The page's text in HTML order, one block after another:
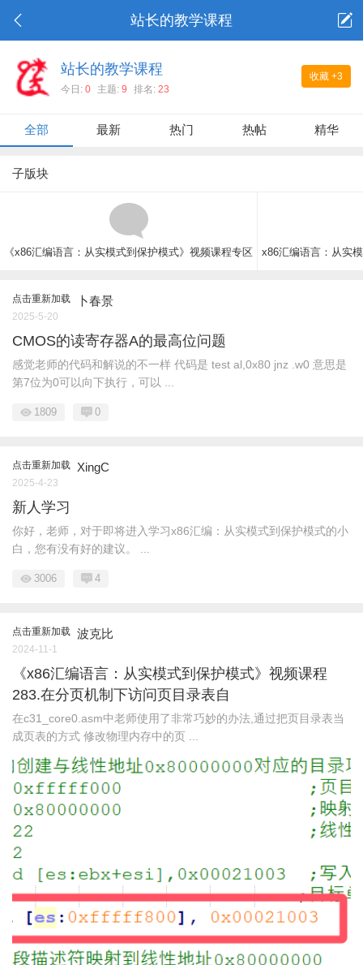
站长的教学课程
收藏 +3
站长的教学课程
今日: 0 主题: 9 排名: 23
全部 最新 热门 热帖 精华
子版块
《x86汇编语言：从实模式到保护模式》视频课程专区 x86汇编语言：从实
点击重新加载 卜春景
2025-5-20
CMOS的读寄存器A的最高位问题
感觉老师的代码和解说的不一样 代码是 test al,0x80 jnz .w0 意思是
第7位为0可以向下执行，可以 ...
1809 0
点击重新加载 XingC
2025-4-23
新人学习
你好，老师，对于即将进入学习x86汇编：从实模式到保护模式的小
白，您有没有好的建议。 ...
3006 4
点击重新加载 波克比
2024-11-1
《x86汇编语言：从实模式到保护模式》视频课程
283.在分页机制下访问页目录表自
在c31_core0.asm中老师使用了非常巧妙的办法,通过把页目录表当
成页表的方式 修改物理内存中的页 ...